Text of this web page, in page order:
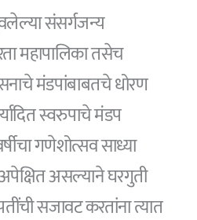
संसर्गजन्य
महापालिका तसेच
मंडपांबाबतचे धोरण
स्वरुपाचे मंडप
गणेशोत्सव साध्या
असल्याने घरगुती
सजावट करतांना त्यात